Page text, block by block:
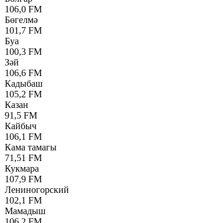
106,0 FM
Бөгелмә
101,7 FM
Буа
100,3 FM
Зәй
106,6 FM
Кадыбаш
105,2 FM
Казан
91,5 FM
Кайбыч
106,1 FM
Кама тамагы
71,51 FM
Кукмара
107,9 FM
Лениногорский
102,1 FM
Мамадыш